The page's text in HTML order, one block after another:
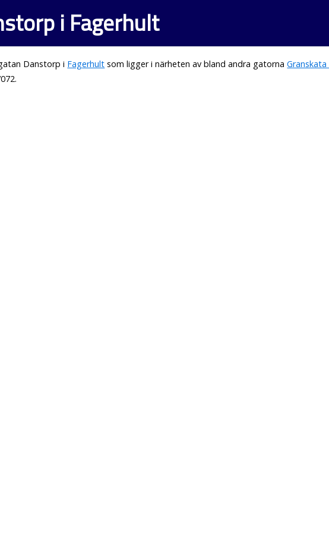
i Fagerhult
Danstorp i Fagerhult som ligger i närheten av bland andra gatorna